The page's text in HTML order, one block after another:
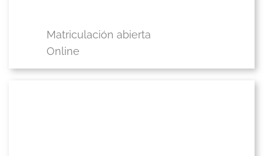
Matriculación abierta
Online